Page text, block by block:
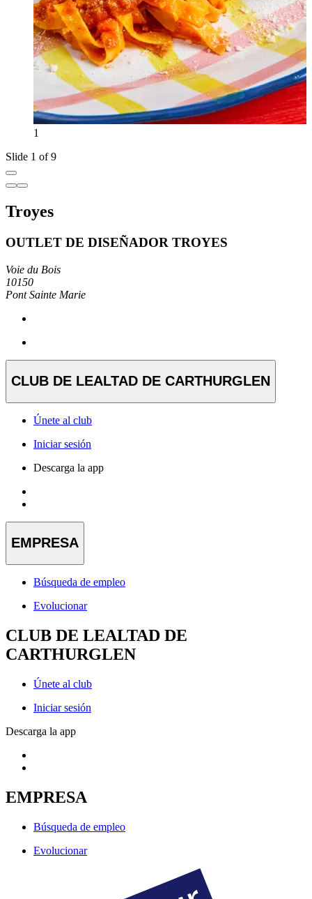
1
Slide 1 of 9
Troyes
OUTLET DE DISEÑADOR TROYES
Voie du Bois
10150
Pont Sainte Marie
CLUB DE LEALTAD DE CARTHURGLEN
Únete al club
Iniciar sesión
Descarga la app
EMPRESA
Búsqueda de empleo
Evolucionar
CLUB DE LEALTAD DE
CARTHURGLEN
Únete al club
Iniciar sesión
Descarga la app
EMPRESA
Búsqueda de empleo
Evolucionar